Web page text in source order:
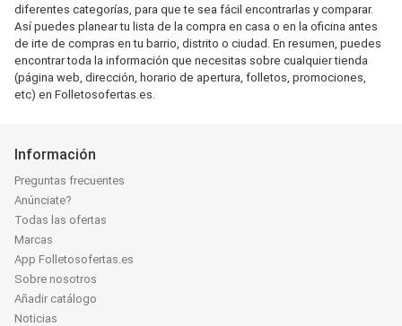
diferentes categorías, para que te sea fácil encontrarlas y comparar.
Así puedes planear tu lista de la compra en casa o en la oficina antes
de irte de compras en tu barrio, distrito o ciudad. En resumen, puedes
encontrar toda la información que necesitas sobre cualquier tienda
(página web, dirección, horario de apertura, folletos, promociones,
etc) en Folletosofertas.es.
Información
Preguntas frecuentes
Anúnciate?
Todas las ofertas
Marcas
App Folletosofertas.es
Sobre nosotros
Añadir catálogo
Noticias